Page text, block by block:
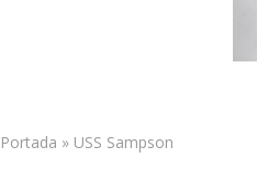
Portada » USS Sampson